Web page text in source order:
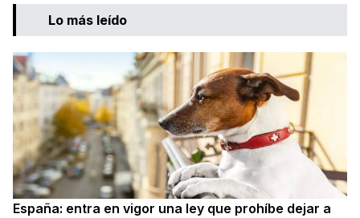
Lo más leído
España: entra en vigor una ley que prohíbe dejar a